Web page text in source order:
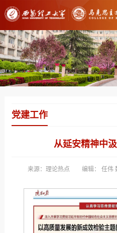
党建工作
从延安精神中
来源：理论热点 编辑： 任伟